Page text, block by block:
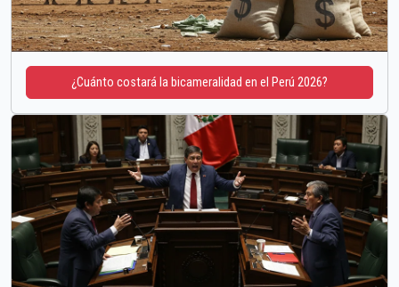
¿Cuánto costará la bicameralidad en el Perú 2026?